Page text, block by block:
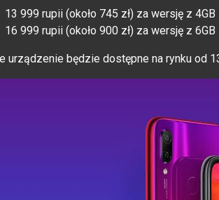
13 999 rupii (około 745 zł) za wersję z
16 999 rupii (około 900 zł) za wersję z
urządzenie będzie dostępne na rynku od